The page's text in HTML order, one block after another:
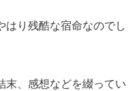
はり残酷な宿命なのでし
末、感想などを綴ってい